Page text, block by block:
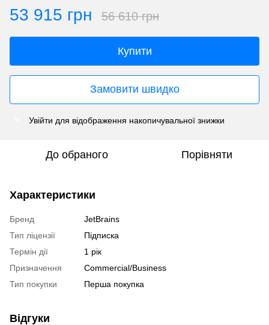
53 915 грн 56 610 грн
Купити
Замовити швидко
Увійти для відображення накопичувальної знижки
До обраного Порівняти
Характеристики
Бренд
JetBrains
Тип ліцензії
Підписка
Термін дії
1 рік
Призначення
Commercial/Business
Тип покупки
Перша покупка
Відгуки